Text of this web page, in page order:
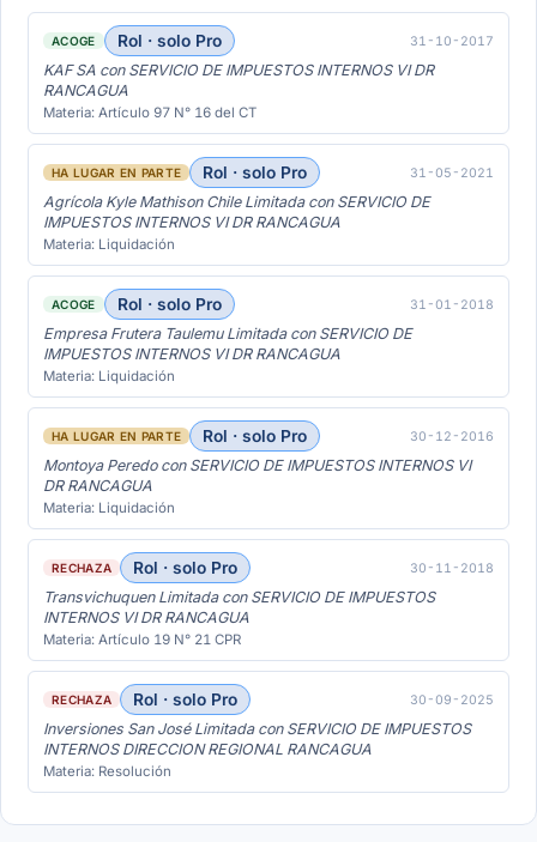
ACOGE Rol · solo Pro 31-10-2017
KAF SA con SERVICIO DE IMPUESTOS INTERNOS VI DR
RANCAGUA
Materia: Artículo 97 N° 16 del CT
HA LUGAR EN PARTE Rol · solo Pro 31-05-2021
Agrícola Kyle Mathison Chile Limitada con SERVICIO DE
IMPUESTOS INTERNOS VI DR RANCAGUA
Materia: Liquidación
ACOGE Rol · solo Pro 31-01-2018
Empresa Frutera Taulemu Limitada con SERVICIO DE
IMPUESTOS INTERNOS VI DR RANCAGUA
Materia: Liquidación
HA LUGAR EN PARTE Rol · solo Pro 30-12-2016
Montoya Peredo con SERVICIO DE IMPUESTOS INTERNOS VI
DR RANCAGUA
Materia: Liquidación
RECHAZA Rol · solo Pro 30-11-2018
Transvichuquen Limitada con SERVICIO DE IMPUESTOS
INTERNOS VI DR RANCAGUA
Materia: Artículo 19 N° 21 CPR
RECHAZA Rol · solo Pro 30-09-2025
Inversiones San José Limitada con SERVICIO DE IMPUESTOS
INTERNOS DIRECCION REGIONAL RANCAGUA
Materia: Resolución